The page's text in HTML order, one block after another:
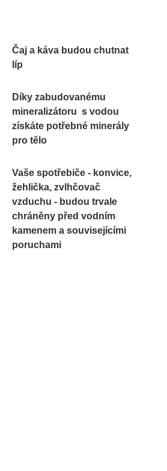
Čaj a káva budou chutnat
líp
Díky zabudovanému
mineralizátoru s vodou
získáte potřebné minerály
pro tělo
Vaše spotřebiče - konvice,
žehlička, zvlhčovač
vzduchu - budou trvale
chráněny před vodním
kamenem a souvisejícími
poruchami